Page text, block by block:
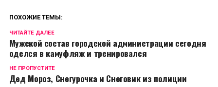
ПОХОЖИЕ ТЕМЫ:
ЧИТАЙТЕ ДАЛЕЕ
Мужской состав городской администрации сегодня
оделся в камуфляж и тренировался
НЕ ПРОПУСТИТЕ
Дед Мороз, Снегурочка и Снеговик из полиции